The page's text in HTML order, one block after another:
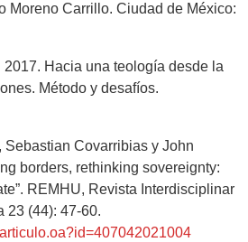
Moreno Carrillo. Ciudad de México:
Hacia una teología desde la
Método y desafíos.
Covarribias y John
borders, rethinking sovereignty:
REMHU, Revista Interdisciplinar
23 (44): 47-60.